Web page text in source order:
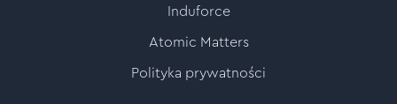
Induforce
Atomic Matters
Polityka prywatności